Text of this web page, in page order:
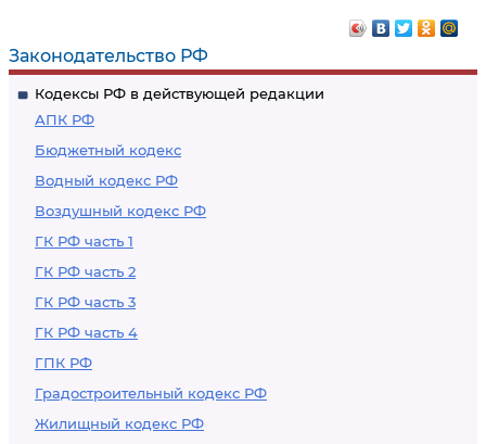
Законодательство РФ
Кодексы РФ в действующей редакции
АПК РФ
Бюджетный кодекс
Водный кодекс РФ
Воздушный кодекс РФ
ГК РФ часть 1
ГК РФ часть 2
ГК РФ часть 3
ГК РФ часть 4
ГПК РФ
Градостроительный кодекс РФ
Жилищный кодекс РФ